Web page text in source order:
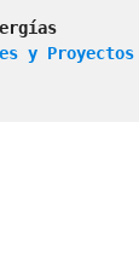
y Proyectos